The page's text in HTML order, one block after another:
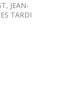
JEAN-
TARDI